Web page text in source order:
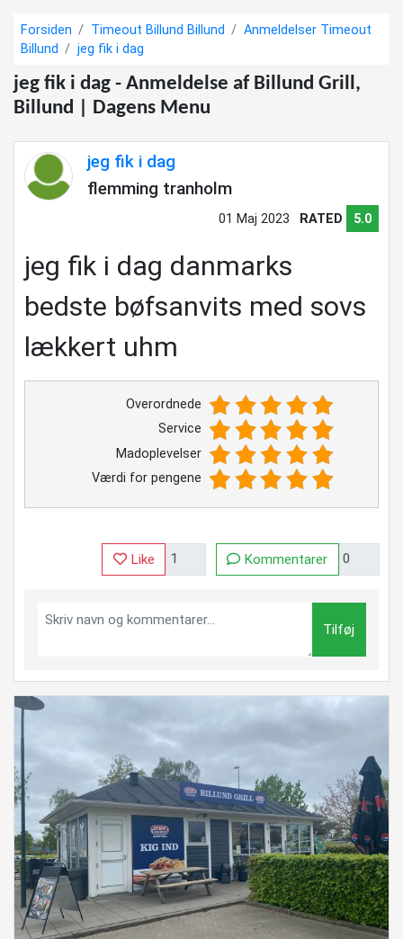
Forsiden Timeout Billund Billund
Anmeldelser Timeout
Billund
jeg fik i dag
jeg fik i dag - Anmeldelse af Billund Grill,
Billund | Dagens Menu
jeg fik i dag
flemming tranholm
01 Maj 2023 RATED 5.0
jeg fik i dag danmarks
bedste bøfsanvits med sovs
lækkert uhm
Overordnede
Service
Madoplevelser
Værdi for pengene
Like Kommentarer
Tilføj